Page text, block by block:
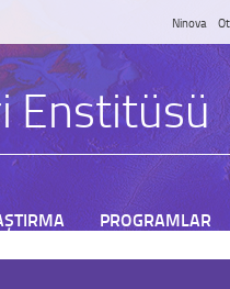
Ninova
Enstitüsü
PROGRAMLAR